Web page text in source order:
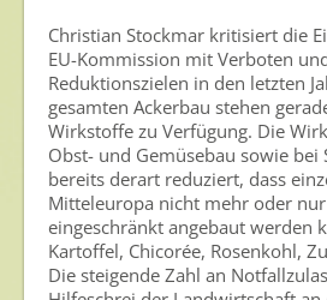
Christian Stockmar kritisiert die
EU-Kommission mit Verboten
Reduktionszielen in den letzten
gesamten Ackerbau stehen
Wirkstoffe zu Verfügung. Die
Obst- und Gemüsebau sowie
bereits derart reduziert, dass
Mitteleuropa nicht mehr oder
eingeschränkt angebaut werden
Kartoffel, Chicorée, Rosenkohl,
Die steigende Zahl an